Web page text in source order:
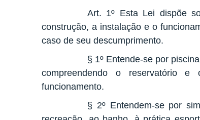
Art. 1º Esta Lei dispõe
construção, a instalação e o
caso de seu descumprimento.
§ 1º Entende-se por
compreendendo o reservatório
funcionamento.
§ 2º Entendem-se por